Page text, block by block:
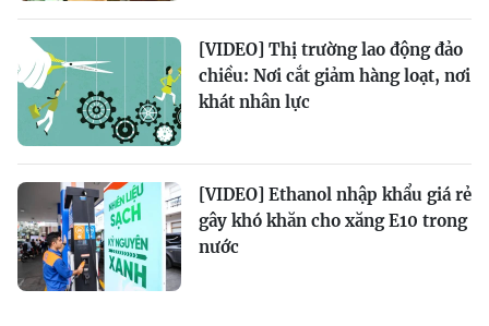
[VIDEO] Thị trường lao động đảo
chiều: Nơi cắt giảm hàng loạt, nơi
khát nhân lực
[VIDEO] Ethanol nhập khẩu giá rẻ
gây khó khăn cho xăng E10 trong
nước